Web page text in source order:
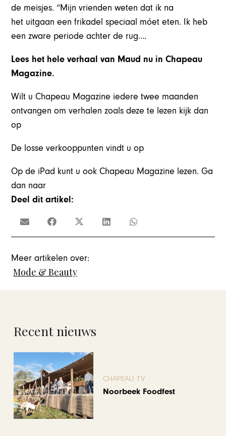
de meisjes. “Mijn vrienden weten dat ik na
het uitgaan een frikadel speciaal móet eten. Ik heb
een zware periode achter de rug….
Lees het hele verhaal van Maud nu in Chapeau
Magazine.
Wilt u Chapeau Magazine iedere twee maanden
ontvangen om verhalen zoals deze te lezen kijk dan
op
De losse verkooppunten vindt u op
Op de iPad kunt u ook Chapeau Magazine lezen. Ga
dan naar
Deel dit artikel:
Meer artikelen over:
Mode & Beauty
Recent nieuws
CHAPEAU TV
Noorbeek Foodfest